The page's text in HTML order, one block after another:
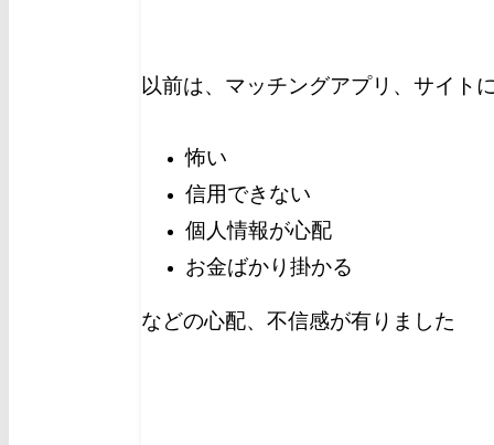
以前は、マッチングアプリ、サイト
怖い
信用できない
個人情報が心配
お金ばかり掛かる
などの心配、不信感が有りました